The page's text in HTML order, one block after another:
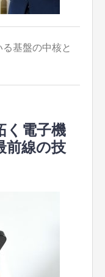
基盤の中核と
く電子機
前線の技